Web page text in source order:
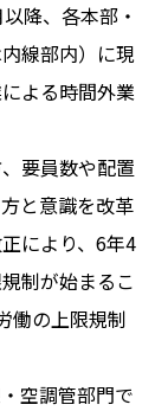
降、各本部・
線部内）に現
よる時間外業
要員数や配置
と意識を改革
により、6年4
制が始まるこ
働の上限規制
空調管部門で